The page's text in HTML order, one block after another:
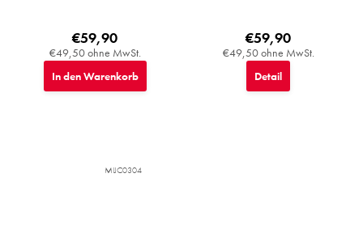
€49,50 ohne MwSt.
€59,90
In den Warenkorb
€49,50 ohne MwSt.
€59,90
Detail
MIJC0304